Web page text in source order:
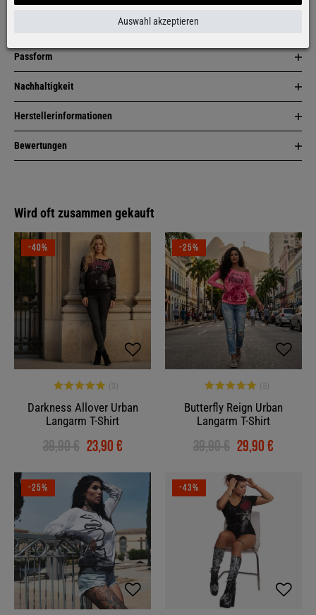
Zusammensetzung & Pflege
Passform
Nachhaltigkeit
Herstellerinformationen
Bewertungen
Wird oft zusammen gekauft
-40%
Darkness Allover Urban
Langarm T-Shirt
39,90 € 23,90 €
-25%
Butterfly Reign Urban
Langarm T-Shirt
39,90 € 29,90 €
-25% -43%
Auswahl akzeptieren